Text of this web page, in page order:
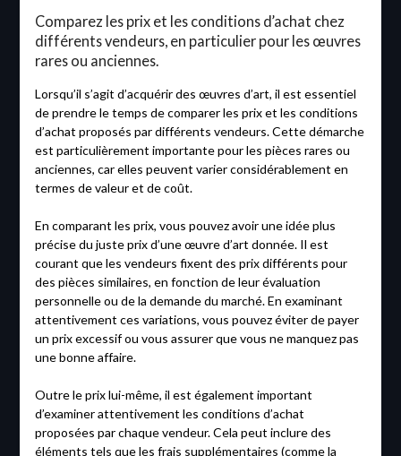
Comparez les prix et les conditions d’achat chez
différents vendeurs, en particulier pour les œuvres
rares ou anciennes.
Lorsqu’il s’agit d’acquérir des œuvres d’art, il est essentiel
de prendre le temps de comparer les prix et les conditions
d’achat proposés par différents vendeurs. Cette démarche
est particulièrement importante pour les pièces rares ou
anciennes, car elles peuvent varier considérablement en
termes de valeur et de coût.
En comparant les prix, vous pouvez avoir une idée plus
précise du juste prix d’une œuvre d’art donnée. Il est
courant que les vendeurs fixent des prix différents pour
des pièces similaires, en fonction de leur évaluation
personnelle ou de la demande du marché. En examinant
attentivement ces variations, vous pouvez éviter de payer
un prix excessif ou vous assurer que vous ne manquez pas
une bonne affaire.
Outre le prix lui-même, il est également important
d’examiner attentivement les conditions d’achat
proposées par chaque vendeur. Cela peut inclure des
éléments tels que les frais supplémentaires (comme la